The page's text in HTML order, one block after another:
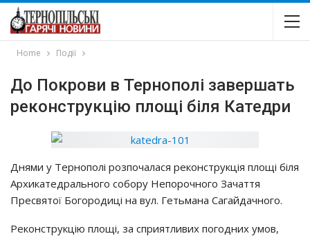
Home Події
До Покрови в Тернополі завершать
реконструкцію площі біля Катедри
Днями у Тернополі розпочалася реконструкція площі біля
Архикатедрального собору Непорочного Зачаття
Пресвятої Богородиці на вул. Гетьмана Сагайдачного.
Реконструкцію площі, за сприятливих погодних умов,